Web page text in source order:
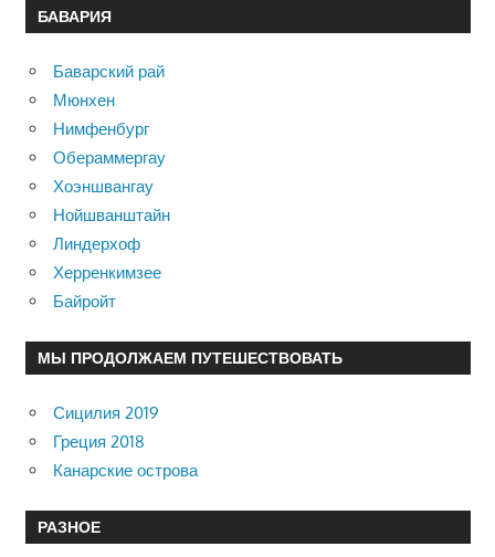
БАВАРИЯ
Баварский рай
Мюнхен
Нимфенбург
Обераммергау
Хоэншвангау
Нойшванштайн
Линдерхоф
Херренкимзее
Байройт
МЫ ПРОДОЛЖАЕМ ПУТЕШЕСТВОВАТЬ
Сицилия 2019
Греция 2018
Канарские острова
РАЗНОЕ